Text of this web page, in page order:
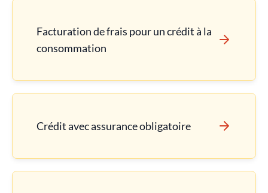
Facturation de frais pour un crédit à la
consommation
Crédit avec assurance obligatoire